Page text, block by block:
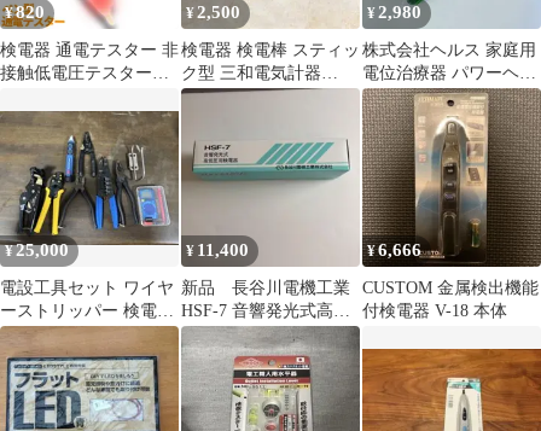
¥820
検電器 通電テスター 非
接触低電圧テスターペ
アラームポケットクリ
ップ 非接触 通電チェッ
カー 通電確認 ペン型
非接 通電テスター 乾電
池式 電源検索 通電チェ
ック 検電 チェック チ
ェッカー
¥2,500
検電器 検電棒 スティッ
ク型 三和電気計器
SANWA
¥2,980
株式会社ヘルス 家庭用
電位治療器 パワーヘル
ス用 検電器 検知器 チ
ェッカー
¥25,000
電設工具セット ワイヤ
ーストリッパー 検電器
テスター
¥ 11,400
新品 長谷川電機工業
HSF-7 音響発光式高低
圧用検電器 高圧検電
器
¥6,666
CUSTOM 金属検出機能
付検電器 V-18 本体